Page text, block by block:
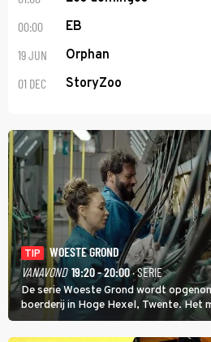
00:00 EB
19 JUN Orphan
01 DEC StoryZoo
TIP
WOESTE GROND
VANAVOND 19:20 - 20:00· SERIE
De serie Woeste Grond wordt
boerderij in Hoge Hexel, Twente. Het
koeien moest sluiten, omdat het
ligt. In de serie heerst er een